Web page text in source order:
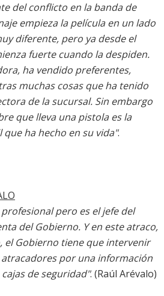
del conflicto en la banda de
empieza la película en un lado
diferente, pero ya desde el
fuerte cuando la despiden.
ha vendido preferentes,
muchas cosas que ha tenido
de la sucursal. Sin embargo
que lleva una pistola es la
ha hecho en su vida".
pero es el jefe del
del Gobierno. Y en este atraco,
el Gobierno tiene que intervenir
por una información
de seguridad". (Raúl Arévalo)